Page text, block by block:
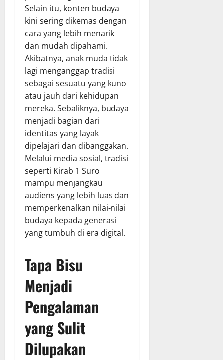
Selain itu, konten budaya
kini sering dikemas dengan
cara yang lebih menarik
dan mudah dipahami.
Akibatnya, anak muda tidak
lagi menganggap tradisi
sebagai sesuatu yang kuno
atau jauh dari kehidupan
mereka. Sebaliknya, budaya
menjadi bagian dari
identitas yang layak
dipelajari dan dibanggakan.
Melalui media sosial, tradisi
seperti Kirab 1 Suro
mampu menjangkau
audiens yang lebih luas dan
memperkenalkan nilai-nilai
budaya kepada generasi
yang tumbuh di era digital.
Tapa Bisu
Menjadi
Pengalaman
yang Sulit
Dilupakan